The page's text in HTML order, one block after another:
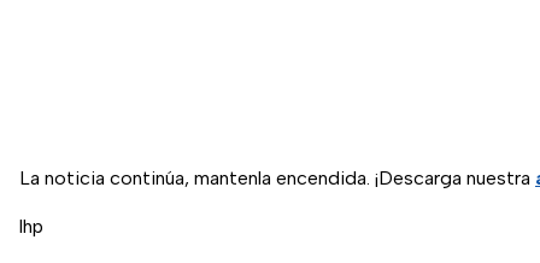
La noticia continúa, mantenla encendida. ¡Descarga nuestra
lhp